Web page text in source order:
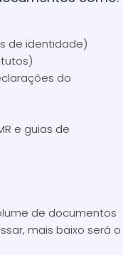
de identidade)
do
e guias de
de documentos
mais baixo será o